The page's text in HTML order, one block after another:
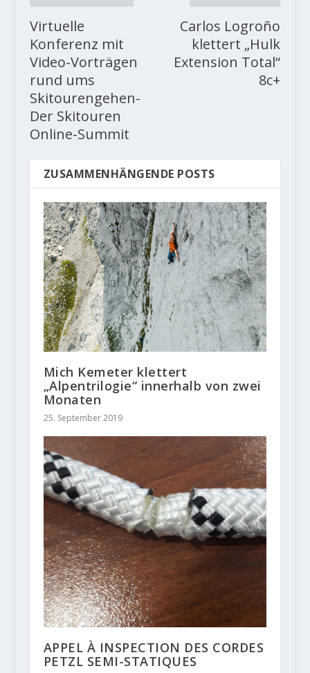
Virtuelle
Konferenz mit
Video-Vorträgen
rund ums
Skitourengehen-
Der Skitouren
Online-Summit
Carlos Logroño
klettert „Hulk
Extension Total“
8c+
ZUSAMMENHÄNGENDE POSTS
Mich Kemeter klettert
„Alpentrilogie“ innerhalb von zwei
Monaten
25. September 2019
APPEL À INSPECTION DES CORDES
PETZL SEMI-STATIQUES